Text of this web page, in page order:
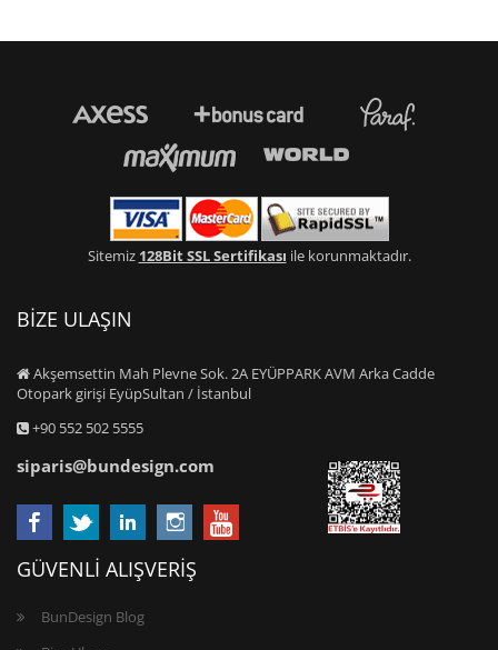
Sitemiz 128Bit SSL Sertifikası ile korunmaktadır.
BİZE ULAŞIN
Akşemsettin Mah Plevne Sok. 2A EYÜPPARK AVM Arka Cadde
Otopark girişi EyüpSultan / İstanbul
+90 552 502 5555
siparis@bundesign.com
GÜVENLİ ALIŞVERİŞ
BunDesign Blog